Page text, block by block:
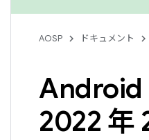
AOSP ドキュメント
Android
2022 年